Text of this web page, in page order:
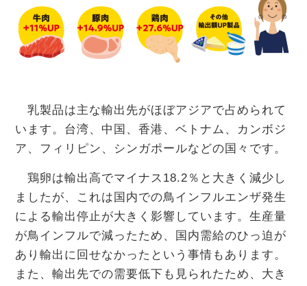
乳製品は主な輸出先がほぼアジアで占められて
います。台湾、中国、香港、ベトナム、カンボジ
ア、フィリピン、シンガポールなどの国々です。
鶏卵は輸出高でマイナス18.2％と大きく減少し
ましたが、これは国内での鳥インフルエンザ発生
による輸出停止が大きく影響しています。生産量
が鳥インフルで減ったため、国内需給のひっ迫が
あり輸出に回せなかったという事情もあります。
また、輸出先での需要低下も見られたため、大き